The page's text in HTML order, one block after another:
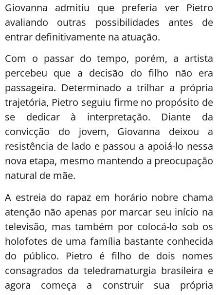
Giovanna admitiu que preferia ver Pietro
avaliando outras possibilidades antes de
entrar definitivamente na atuação.
Com o passar do tempo, porém, a artista
percebeu que a decisão do filho não era
passageira. Determinado a trilhar a própria
trajetória, Pietro seguiu firme no propósito de
se dedicar à interpretação. Diante da
convicção do jovem, Giovanna deixou a
resistência de lado e passou a apoiá-lo nessa
nova etapa, mesmo mantendo a preocupação
natural de mãe.
A estreia do rapaz em horário nobre chama
atenção não apenas por marcar seu início na
televisão, mas também por colocá-lo sob os
holofotes de uma família bastante conhecida
do público. Pietro é filho de dois nomes
consagrados da teledramaturgia brasileira e
agora começa a construir sua própria